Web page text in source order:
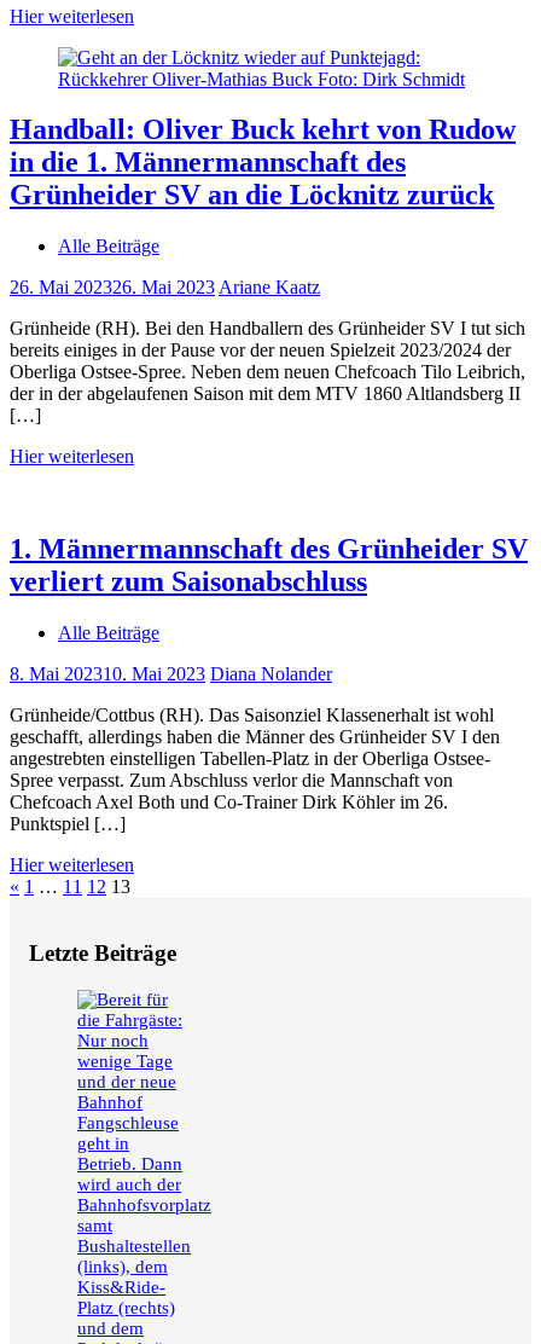
Hier weiterlesen
Handball: Oliver Buck kehrt von Rudow
in die 1. Männermannschaft des
Grünheider SV an die Löcknitz zurück
Alle Beiträge
26. Mai 202326. Mai 2023 Ariane Kaatz
Grünheide (RH). Bei den Handballern des Grünheider SV I tut sich
bereits einiges in der Pause vor der neuen Spielzeit 2023/2024 der
Oberliga Ostsee-Spree. Neben dem neuen Chefcoach Tilo Leibrich,
der in der abgelaufenen Saison mit dem MTV 1860 Altlandsberg II
[…]
Hier weiterlesen
1. Männermannschaft des Grünheider SV
verliert zum Saisonabschluss
Alle Beiträge
8. Mai 202310. Mai 2023 Diana Nolander
Grünheide/Cottbus (RH). Das Saisonziel Klassenerhalt ist wohl
geschafft, allerdings haben die Männer des Grünheider SV I den
angestrebten einstelligen Tabellen-Platz in der Oberliga Ostsee-
Spree verpasst. Zum Abschluss verlor die Mannschaft von
Chefcoach Axel Both und Co-Trainer Dirk Köhler im 26.
Punktspiel […]
Hier weiterlesen
Seitennummerierung
Beiträge
« Vorherige
1 … 11 12 13
Letzte Beiträge